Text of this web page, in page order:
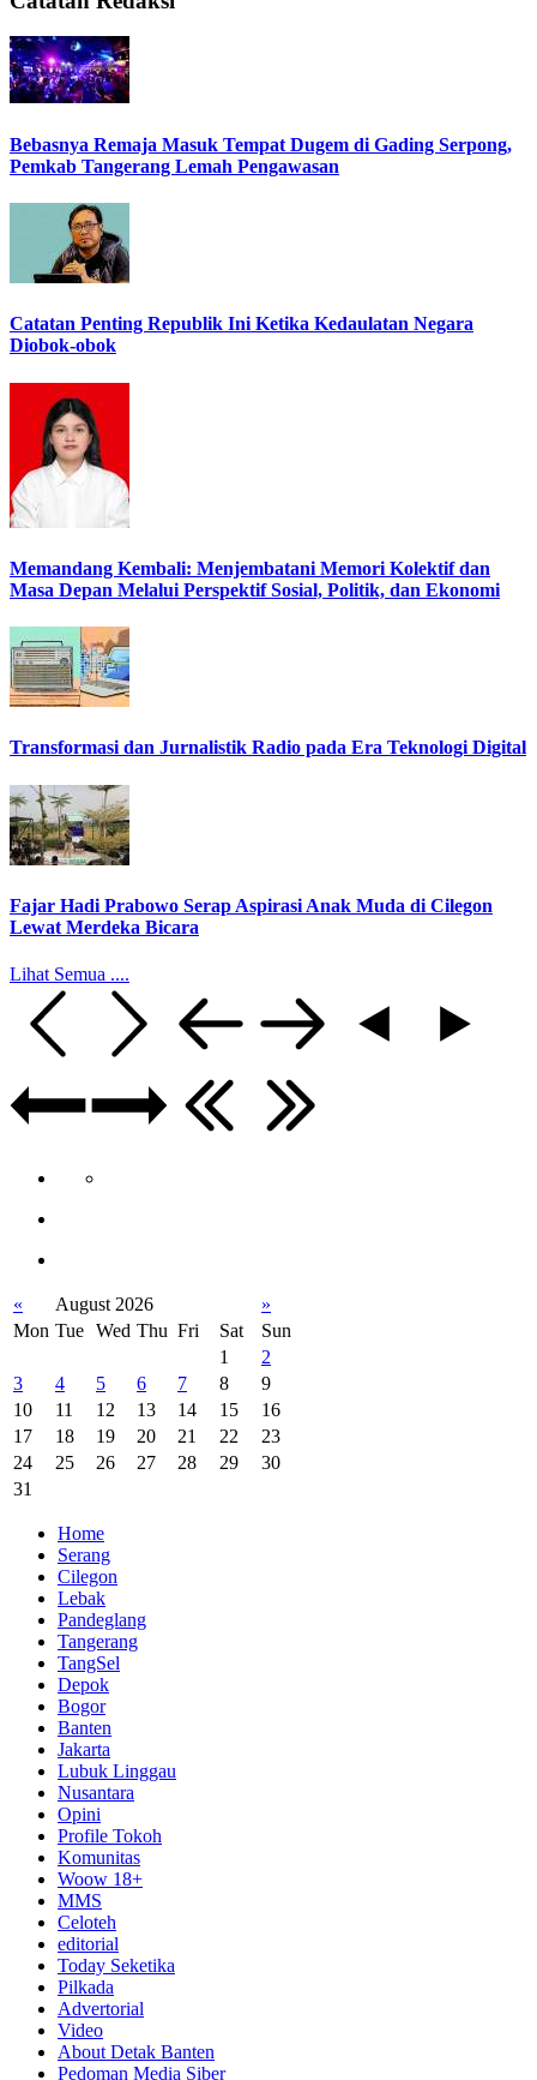
Bebasnya Remaja Masuk Tempat Dugem di Gading Serpong,
Pemkab Tangerang Lemah Pengawasan
Catatan Penting Republik Ini Ketika Kedaulatan Negara
Diobok-obok
Memandang Kembali: Menjembatani Memori Kolektif dan
Masa Depan Melalui Perspektif Sosial, Politik, dan Ekonomi
Transformasi dan Jurnalistik Radio pada Era Teknologi Digital
Fajar Hadi Prabowo Serap Aspirasi Anak Muda di Cilegon
Lewat Merdeka Bicara
Lihat Semua ....
« August 2026
»
Mon Tue Wed Thu Fri Sat
Sun
1
2
3
4 5 6 7 8
9
10
11 12 13 14 15
16
17
18 19 20 21 22
23
24
25 26 27 28 29
30
31
Home
Serang
Cilegon
Lebak
Pandeglang
Tangerang
TangSel
Depok
Bogor
Banten
Jakarta
Lubuk Linggau
Nusantara
Opini
Profile Tokoh
Komunitas
Woow 18+
MMS
Celoteh
editorial
Today Seketika
Pilkada
Advertorial
Video
About Detak Banten
Pedoman Media Siber